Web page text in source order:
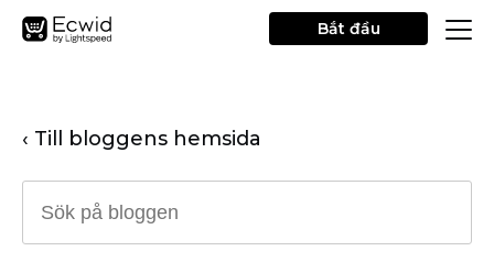
Bắt đầu
‹ Till bloggens hemsida